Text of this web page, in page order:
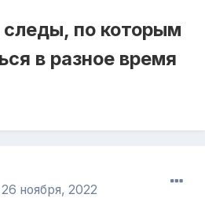
по которым
в разное время
26 ноября, 2022